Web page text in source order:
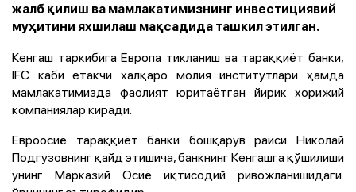
жалб қилиш ва мамлакатимизнинг инвестициявий
муҳитини яхшилаш мақсадида ташкил этилган.
Кенгаш таркибига Европа тикланиш ва тараққиёт банки,
IFC кабиетакчи халқаро молия институтлари ҳамда
мамлакатимизда фаолият юритаётган йирик хорижий
компанияларкиради.
Евроосиё тараққиёт банки бошқарув раиси Николай
Подгузовнинг қайд этишича, банкнинг Кенгашга қўшилиши
унинг Марказий Осиё иқтисодий ривожланишидаги